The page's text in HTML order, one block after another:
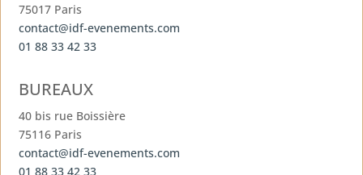
75017 Paris
contact@idf-evenements.com
01 88 33 42 33
BUREAUX
40 bis rue Boissière
75116 Paris
contact@idf-evenements.com
01 88 33 42 33